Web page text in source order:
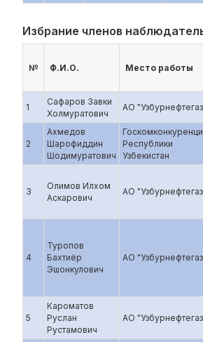
Избрание членов
№ Ф.И.О. Место работы
1
Сафаров Завки
Холмуратович
АО
2
Ахмедов
Шарофиддин
Шодимуратович
Республики
Узбекистан
3
Олимов Илхом
Аскарович
АО
4
Туропов
Бахтиёр
Эшонкулович
АО
5
Кароматов
Руслан
Рустамович
АО